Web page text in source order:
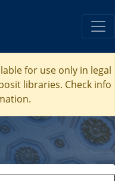
for use only in legal
libraries. Check info